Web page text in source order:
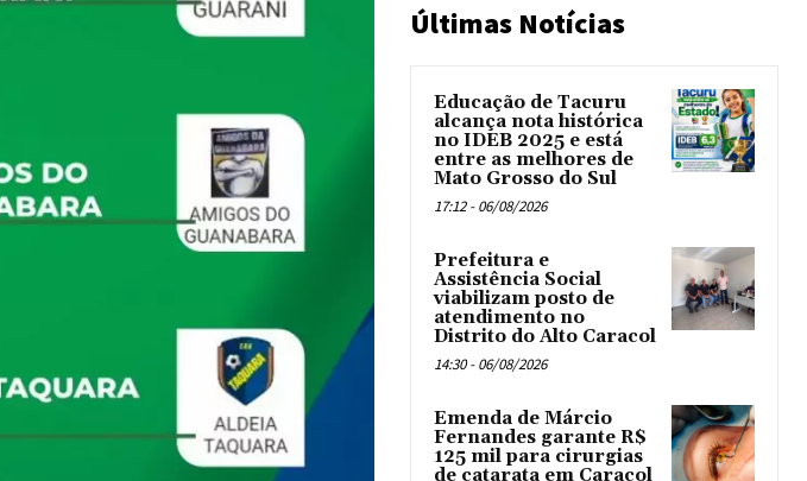
Últimas Notícias
Educação de Tacuru
alcança nota histórica
no IDEB 2025 e está
entre as melhores de
Mato Grosso do Sul
17:12 - 06/08/2026
Prefeitura e
Assistência Social
viabilizam posto de
atendimento no
Distrito do Alto Caracol
14:30 - 06/08/2026
Emenda de Márcio
Fernandes garante R$
125 mil para cirurgias
de catarata em Caracol